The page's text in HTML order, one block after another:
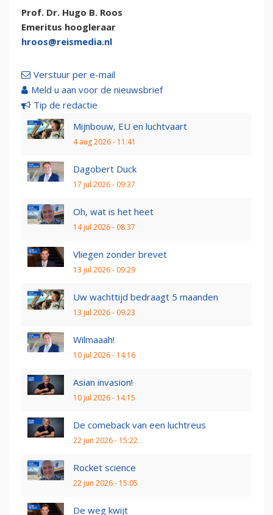
Prof. Dr. Hugo B. Roos
Emeritus hoogleraar
hroos@reismedia.nl
Verstuur per e-mail
Meld u aan voor de nieuwsbrief
Tip de redactie
Mijnbouw, EU en luchtvaart
4 aug 2026 - 11:41
Dagobert Duck
17 jul 2026 - 09:37
Oh, wat is het heet
14 jul 2026 - 08:37
Vliegen zonder brevet
13 jul 2026 - 09:29
Uw wachttijd bedraagt 5 maanden
13 jul 2026 - 09:23
Wilmaaah!
10 jul 2026 - 14:16
Asian invasion!
10 jul 2026 - 14:15
De comeback van een luchtreus
22 jun 2026 - 15:22
Rocket science
22 jun 2026 - 15:05
De weg kwijt